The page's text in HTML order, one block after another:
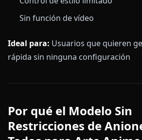
Sin función de vídeo
Ideal para: Usuarios que quieren
rápida sin ninguna configuración
Por qué el Modelo Sin
Restricciones de